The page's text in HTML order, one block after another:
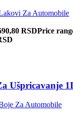
Za Automobile
RSDPrice
Ušpricavanje
Za Automobile